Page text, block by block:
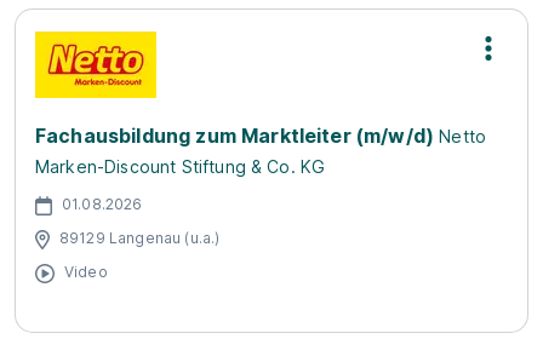
Fachausbildung zum Marktleiter (m/w/d) Netto
Marken-Discount Stiftung & Co. KG
01.08.2026
89129 Langenau (u.a.)
Video